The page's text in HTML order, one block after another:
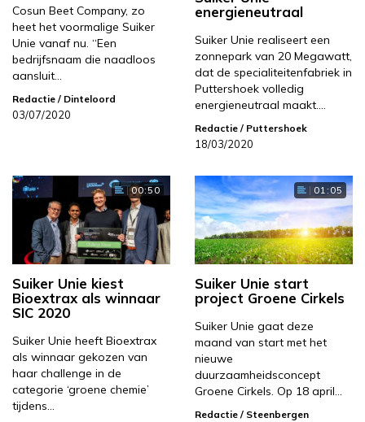
Cosun Beet Company, zo
heet het voormalige Suiker
Unie vanaf nu. “Een
bedrijfsnaam die naadloos
aansluit…
Redactie / Dinteloord
03/07/2020
energieneutraal
Suiker Unie realiseert een
zonnepark van 20 Megawatt,
dat de specialiteitenfabriek in
Puttershoek volledig
energieneutraal maakt.…
Redactie / Puttershoek
18/03/2020
00:50
Suiker Unie kiest
Bioextrax als winnaar
SIC 2020
Suiker Unie heeft Bioextrax
als winnaar gekozen van
haar challenge in de
categorie ‘groene chemie’
tijdens…
01:05
Suiker Unie start
project Groene Cirkels
Suiker Unie gaat deze
maand van start met het
nieuwe
duurzaamheidsconcept
Groene Cirkels. Op 18 april…
Redactie / Steenbergen